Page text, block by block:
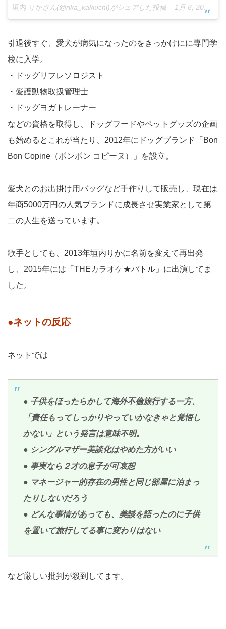
垣内 りかさん(@rika_kakiuchi)がシェアした投稿 – 1月 8, 2018 at 1:07午前 PST
引退後すぐ、愛犬が病気になったのをきっかけにに専門学
校に入学。
・ドッグリフレソロジスト
・愛護動物取扱管理士
・ドッグヨガトレーナー
などの資格を取得し、ドッグフードやペットグッズの企画
も始めるとこれが当たり、2012年にドッグブランド「Bon
Bon Copine（ボンボン コピーヌ）」を設立。
愛犬とのお出掛け用バッグなど手作りして販売し、現在は
年商5000万円の人気ブランドに成長させ実業家として第
二の人生を送っています。
歌手としても、2013年垣内りかに名前を変えて再出発
し、2015年には「THEカラオケ★バトル」に出演してま
した。
●ネットの反応
ネットでは
● 子供をほったらかして海外不倫旅行する一方、
「責任もってしっかりやっていかなきゃと覚悟し
かない」という発言は意味不明。
● シングルマザー美談化はやめた方がいい
● 事実なら２才の息子が可哀想
● マネージャー的存在の男性と同じ部屋に泊まっ
たりしないだろう
● どんな事情があっても、美談を語ったのに子供
を置いて旅行してる事に変わりはない
など厳しい批判が殺到してます。